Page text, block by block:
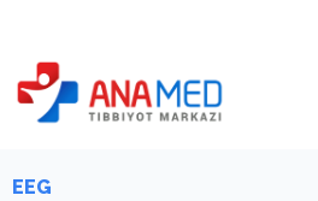
EEG